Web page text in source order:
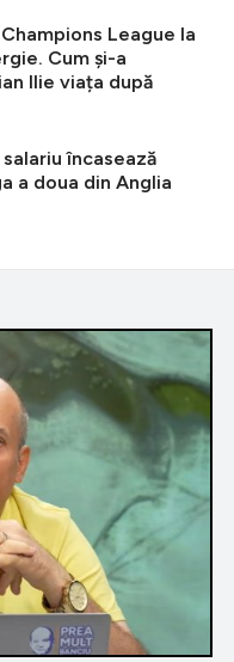
League la
Cum și-a
Ilie viața după
încasează
a doua din Anglia